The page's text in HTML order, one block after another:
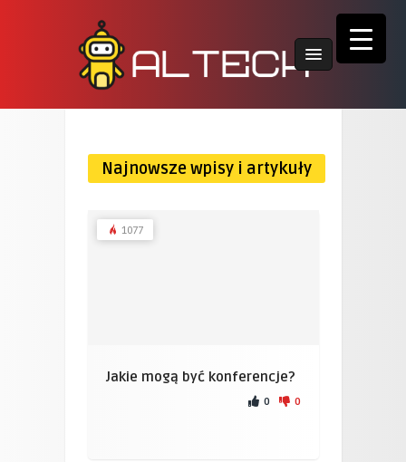
Najnowsze wpisy i artykuły
1077
Jakie mogą być konferencje?
0 0